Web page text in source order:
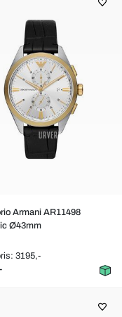
Armani AR11498
Ø43mm
3195,-